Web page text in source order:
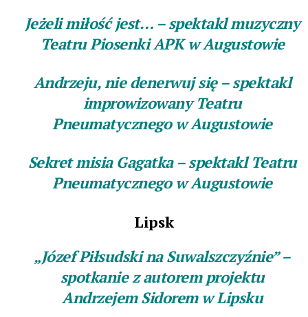
Jeżeli miłość jest… – spektakl muzyczny
Teatru Piosenki APK w Augustowie
Andrzeju, nie denerwuj się – spektakl
improwizowany Teatru
Pneumatycznego w Augustowie
Sekret misia Gagatka – spektakl Teatru
Pneumatycznego w Augustowie
Lipsk
„Józef Piłsudski na Suwalszczyźnie” –
spotkanie z autorem projektu
Andrzejem Sidorem w Lipsku